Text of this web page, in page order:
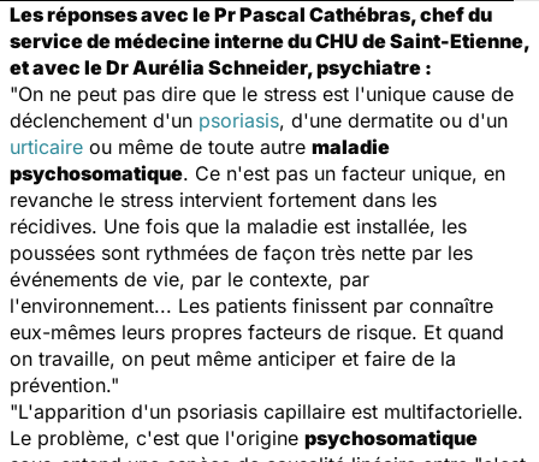
Les réponses avec le Pr Pascal Cathébras, chef du
service de médecine interne du CHU de Saint-Etienne,
et avec le Dr Aurélia Schneider, psychiatre :
"On ne peut pas dire que le stress est l'unique cause de
déclenchement d'un psoriasis, d'une dermatite ou d'un
urticaire ou même de toute autre maladie
psychosomatique. Ce n'est pas un facteur unique, en
revanche le stress intervient fortement dans les
récidives. Une fois que la maladie est installée, les
poussées sont rythmées de façon très nette par les
événements de vie, par le contexte, par
l'environnement... Les patients finissent par connaître
eux-mêmes leurs propres facteurs de risque. Et quand
on travaille, on peut même anticiper et faire de la
prévention."
"L'apparition d'un psoriasis capillaire est multifactorielle.
Le problème, c'est que l'origine psychosomatique